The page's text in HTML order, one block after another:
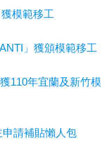
模範移工
」獲頒模範移工
110年宜蘭及新竹模
請補貼懶人包